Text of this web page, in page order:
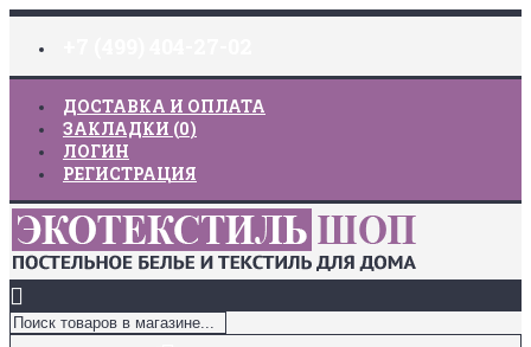
ДОСТАВКА И ОПЛАТА
ЗАКЛАДКИ (0)
ЛОГИН
РЕГИСТРАЦИЯ